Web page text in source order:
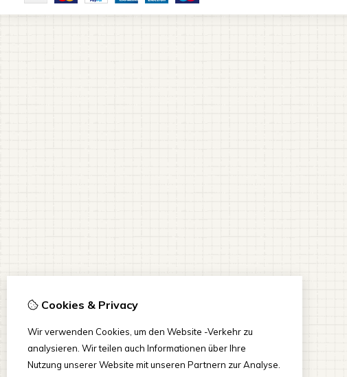
Cookies & Privacy
Wir verwenden Cookies, um den Website -Verkehr zu
analysieren. Wir teilen auch Informationen über Ihre
Nutzung unserer Website mit unseren Partnern zur Analyse.